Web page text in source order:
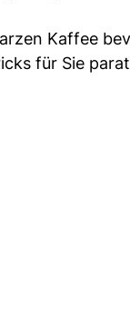
Kaffee
für Sie